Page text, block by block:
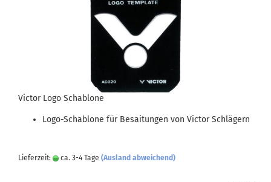
Victor Logo Schablone
Logo-Schablone für Besaitungen von Victor Schlägern
Lieferzeit: ca. 3-4 Tage (Ausland abweichend)